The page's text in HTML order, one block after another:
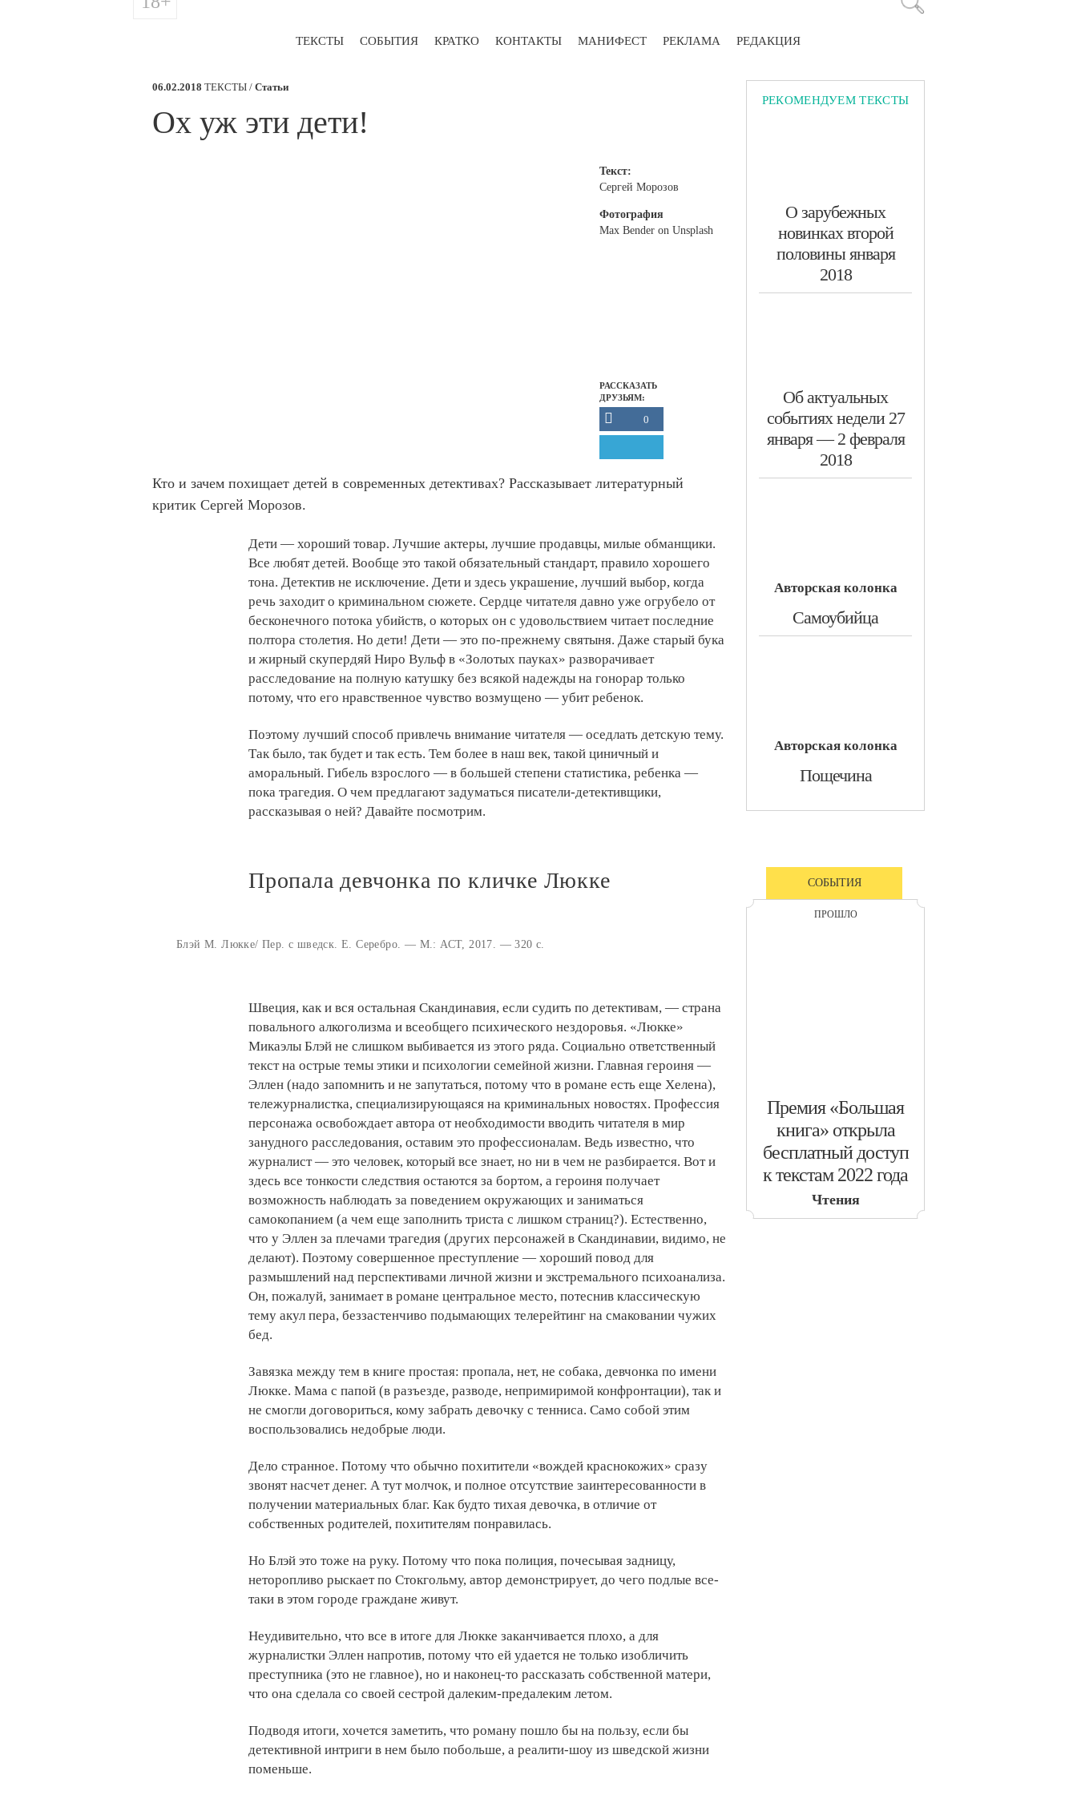
ТЕКСТЫ СОБЫТИЯ КРАТКО КОНТАКТЫ МАНИФЕСТ РЕКЛАМА РЕДАКЦИЯ
06.02.2018 ТЕКСТЫ / Статьи
​Ох уж эти дети!
Текст:
Сергей Морозов
Фотография
Max Bender on Unsplash
РАССКАЗАТЬ
ДРУЗЬЯМ:
0
Кто и зачем похищает детей в современных детективах? Рассказывает литературный
критик Сергей Морозов.
Дети — хороший товар. Лучшие актеры, лучшие продавцы, милые обманщики.
Все любят детей. Вообще это такой обязательный стандарт, правило хорошего
тона. Детектив не исключение. Дети и здесь украшение, лучший выбор, когда
речь заходит о криминальном сюжете. Сердце читателя давно уже огрубело от
бесконечного потока убийств, о которых он с удовольствием читает последние
полтора столетия. Но дети! Дети — это по-прежнему святыня. Даже старый бука
и жирный скупердяй Ниро Вульф в «Золотых пауках» разворачивает
расследование на полную катушку без всякой надежды на гонорар только
потому, что его нравственное чувство возмущено — убит ребенок.
Поэтому лучший способ привлечь внимание читателя — оседлать детскую тему.
Так было, так будет и так есть. Тем более в наш век, такой циничный и
аморальный. Гибель взрослого — в большей степени статистика, ребенка —
пока трагедия. О чем предлагают задуматься писатели-детективщики,
рассказывая о ней? Давайте посмотрим.
Пропала девчонка по кличке Люкке
Блэй М. Люкке/ Пер. с шведск. Е. Серебро. — М.: АСТ, 2017. — 320 с.
Швеция, как и вся остальная Скандинавия, если судить по детективам, — страна
повального алкоголизма и всеобщего психического нездоровья. «Люкке»
Микаэлы Блэй не слишком выбивается из этого ряда. Социально ответственный
текст на острые темы этики и психологии семейной жизни. Главная героиня —
Эллен (надо запомнить и не запутаться, потому что в романе есть еще Хелена),
тележурналистка, специализирующаяся на криминальных новостях. Профессия
персонажа освобождает автора от необходимости вводить читателя в мир
занудного расследования, оставим это профессионалам. Ведь известно, что
журналист — это человек, который все знает, но ни в чем не разбирается. Вот и
здесь все тонкости следствия остаются за бортом, а героиня получает
возможность наблюдать за поведением окружающих и заниматься
самокопанием (а чем еще заполнить триста с лишком страниц?). Естественно,
что у Эллен за плечами трагедия (других персонажей в Скандинавии, видимо, не
делают). Поэтому совершенное преступление — хороший повод для
размышлений над перспективами личной жизни и экстремального психоанализа.
Он, пожалуй, занимает в романе центральное место, потеснив классическую
тему акул пера, беззастенчиво подымающих телерейтинг на смаковании чужих
бед.
Завязка между тем в книге простая: пропала, нет, не собака, девчонка по имени
Люкке. Мама с папой (в разъезде, разводе, непримиримой конфронтации), так и
не смогли договориться, кому забрать девочку с тенниса. Само собой этим
воспользовались недобрые люди.
Дело странное. Потому что обычно похитители «вождей краснокожих» сразу
звонят насчет денег. А тут молчок, и полное отсутствие заинтересованности в
получении материальных благ. Как будто тихая девочка, в отличие от
собственных родителей, похитителям понравилась.
Но Блэй это тоже на руку. Потому что пока полиция, почесывая задницу,
неторопливо рыскает по Стокгольму, автор демонстрирует, до чего подлые все-
таки в этом городе граждане живут.
Неудивительно, что все в итоге для Люкке заканчивается плохо, а для
журналистки Эллен напротив, потому что ей удается не только изобличить
преступника (это не главное), но и наконец-то рассказать собственной матери,
что она сделала со своей сестрой далеким-предалеким летом.
Подводя итоги, хочется заметить, что роману пошло бы на пользу, если бы
детективной интриги в нем было побольше, а реалити-шоу из шведской жизни
поменьше.
РЕКОМЕНДУЕМ ТЕКСТЫ
​О зарубежных
новинках второй
половины января
2018
​Об актуальных
событиях недели 27
января — 2 февраля
2018
Авторская колонка
​Самоубийца
Авторская колонка
​Пощечина
СОБЫТИЯ
ПРОШЛО
​Премия «Большая
книга» открыла
бесплатный доступ
к текстам 2022 года
Чтения